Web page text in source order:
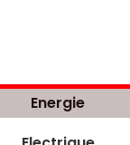
Energie